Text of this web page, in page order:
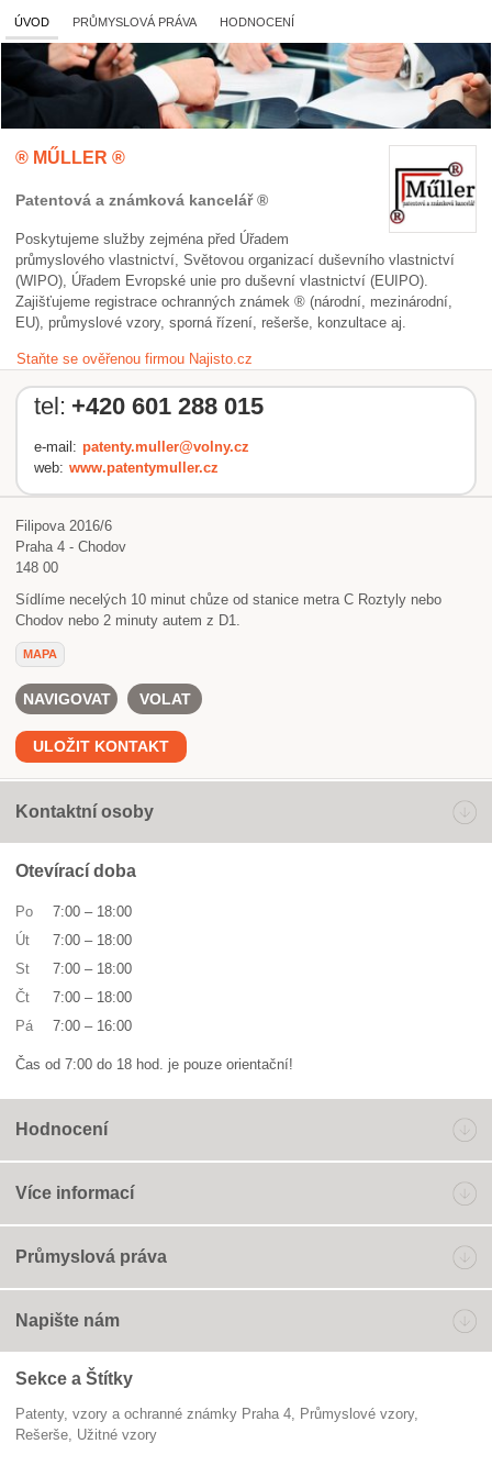
ÚVOD PRŮMYSLOVÁ PRÁVA HODNOCENÍ
® MŰLLER ®
Patentová a známková kancelář ®
Poskytujeme služby zejména před Úřadem
průmyslového vlastnictví, Světovou organizací duševního vlastnictví
(WIPO), Úřadem Evropské unie pro duševní vlastnictví (EUIPO).
Zajišťujeme registrace ochranných známek ® (národní, mezinárodní,
EU), průmyslové vzory, sporná řízení, rešerše, konzultace aj.
Staňte se ověřenou firmou Najisto.cz
tel: +420 601 288 015
e-mail: patenty.muller@volny.cz
web: www.patentymuller.cz
Filipova 2016/6
Praha 4 - Chodov
148 00
Sídlíme necelých 10 minut chůze od stanice metra C Roztyly nebo
Chodov nebo 2 minuty autem z D1.
MAPA
NAVIGOVAT VOLAT
ULOŽIT KONTAKT
Kontaktní osoby
Otevírací doba
Po 7:00 – 18:00
Út
7:00 – 18:00
St
7:00 – 18:00
Čt
7:00 – 18:00
Pá
7:00 – 16:00
Čas od 7:00 do 18 hod. je pouze orientační!
Hodnocení
Více informací
Průmyslová práva
Napište nám
Sekce a Štítky
Patenty, vzory a ochranné známky Praha 4
průmyslové vzory
rešerše
užitné vzory